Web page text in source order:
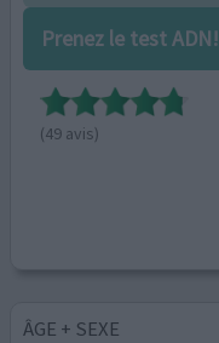
Prenez le test ADN!
(49 avis)
ÂGE + SEXE